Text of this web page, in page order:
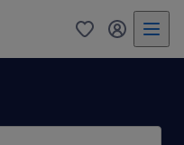
0 my